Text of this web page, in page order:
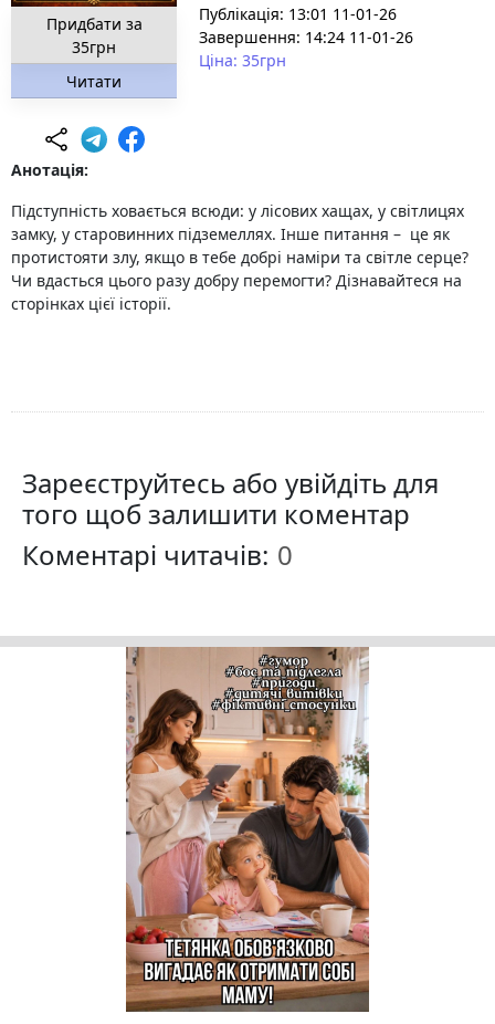
Придбати за
35грн
Читати
Публікація: 13:01 11-01-26
Завершення: 14:24 11-01-26
Ціна: 35грн
Анотація:
Підступність ховається всюди: у лісових хащах, у світлицях
замку, у старовинних підземеллях. Інше питання – це як
протистояти злу, якщо в тебе добрі наміри та світле серце?
Чи вдасться цього разу добру перемогти? Дізнавайтеся на
сторінках цієї історії.
Зареєструйтесь або увійдіть для
того щоб залишити коментар
Коментарі читачів: